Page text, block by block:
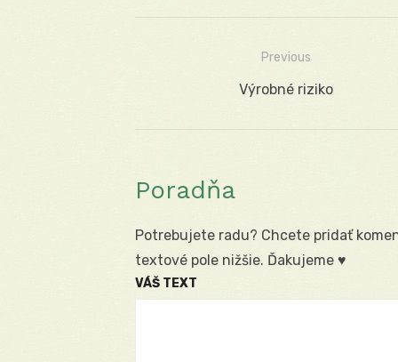
Navigácia
Previous
Previous
Výrobné riziko
Poradňa
Potrebujete radu? Chcete pridať
textové pole nižšie. Ďakujeme ♥
VÁŠ TEXT